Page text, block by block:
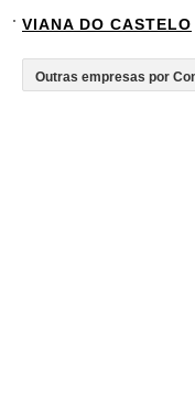
VIANA DO CASTELO